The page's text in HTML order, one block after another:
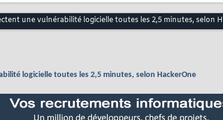
une vulnérabilité logicielle toutes les 2,5 minutes, selon
logicielle toutes les 2,5 minutes, selon HackerOne